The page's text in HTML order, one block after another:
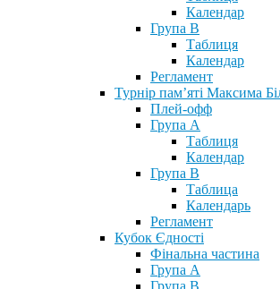
Календар
Група В
Таблиця
Календар
Регламент
Турнір пам’яті Максима
Плей-офф
Група А
Таблиця
Календар
Група В
Таблица
Календарь
Регламент
Кубок Єдності
Фінальна частина
Група А
Група В